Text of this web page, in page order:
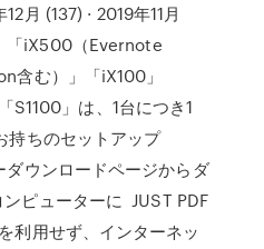
月 (137) · 2019年11月
「iX500（Evernote
む）」「iX100」
S1100」は、1台につき1
持ちのセットアップ
ウンロードページからダ
ピューターに JUST PDF
利用せず、インターネッ